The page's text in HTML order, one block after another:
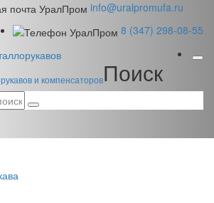
info@uralpromufa.ru
8 (347) 298‑08‑55
и компенсаторовПоиск